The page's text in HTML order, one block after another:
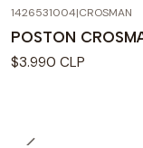
1426531004|CROSMAN
POSTON
$3.990 CLP